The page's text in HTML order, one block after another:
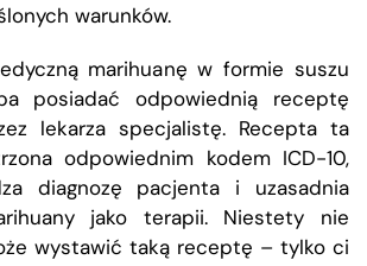
warunków.
marihuanę w formie suszu
posiadać odpowiednią receptę
lekarza specjalistę. Recepta ta
odpowiednim kodem ICD-10,
diagnozę pacjenta i uzasadnia
jako terapii. Niestety nie
wystawić taką receptę – tylko ci